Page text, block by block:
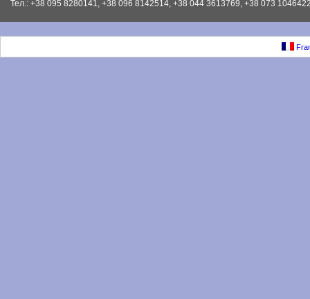
результат – вільне володіння
працюємо на результат, а не на
кількість пройдених сторінок у
Крім того, Рів Гош пропонує
контрактів, укладання
документації, ведення
конференцій, маркетинг,
як і елементи права
господарське та інших.).
Тел.: +38 095 8280141, +38 096 8142514, +38 044 3613769, +38 073